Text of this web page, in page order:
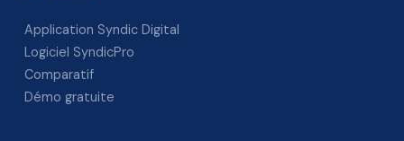
Application Syndic Digital
Logiciel SyndicPro
Comparatif
Démo gratuite